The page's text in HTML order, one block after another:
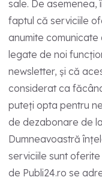
sale. De
faptul că serviciile
anumite comunicate
legate de noi
newsletter, și că
considerat ca
puteți opta pentru
de dezabonare de
Dumneavoastră
serviciile sunt oferite
de Publi24.ro se